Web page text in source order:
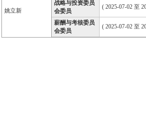
姚立新
战略与投资委员
会委员
( 2025-07-02 至
薪酬与考核委员
会委员
( 2025-07-02 至